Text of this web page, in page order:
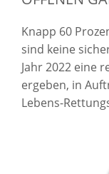
Knapp 60
sind keine
Jahr 2022 eine
ergeben, in
Lebens-